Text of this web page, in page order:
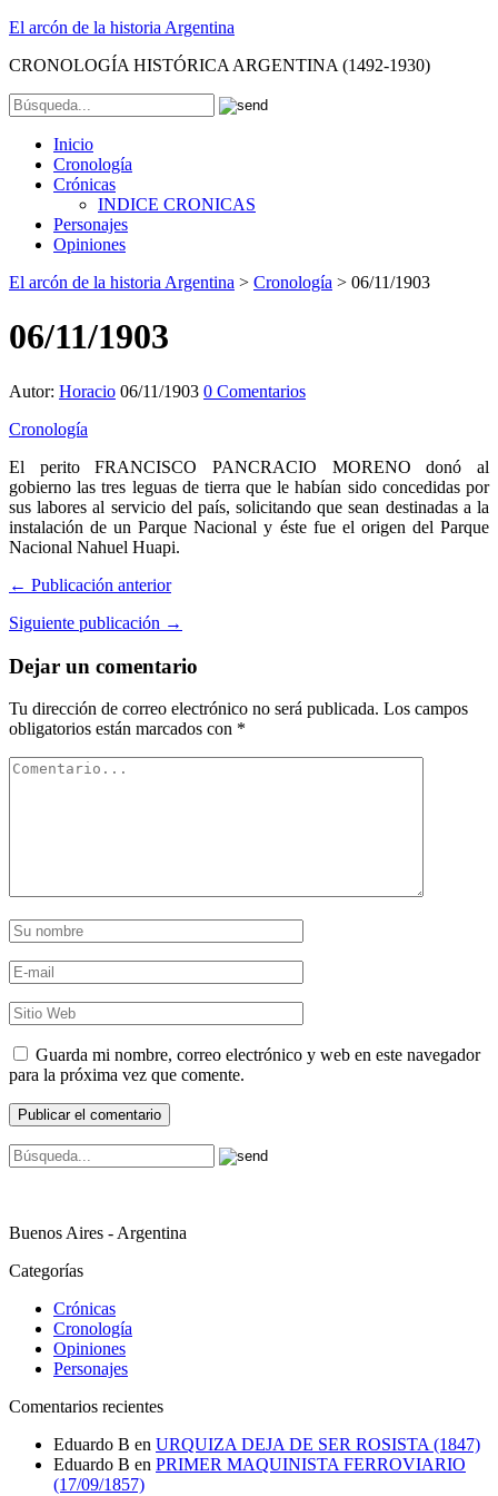
El arcón de la historia Argentina
CRONOLOGÍA HISTÓRICA ARGENTINA (1492-1930)
Inicio
Cronología
Crónicas
INDICE CRONICAS
Personajes
Opiniones
El arcón de la historia Argentina > Cronología > 06/11/1903
06/11/1903
Autor: Horacio 06/11/1903 0 Comentarios
Cronología
El perito FRANCISCO PANCRACIO MORENO donó al
gobierno las tres leguas de tierra que le habían sido concedidas por
sus labores al servicio del país, solicitando que sean destinadas a la
instalación de un Parque Nacional y éste fue el origen del Parque
Nacional Nahuel Huapi.
← Publicación anterior
Siguiente publicación →
Dejar un comentario
Tu dirección de correo electrónico no será publicada. Los campos
obligatorios están marcados con *
Guarda mi nombre, correo electrónico y web en este navegador
para la próxima vez que comente.
Buenos Aires - Argentina
Categorías
Crónicas
Cronología
Opiniones
Personajes
Comentarios recientes
Eduardo B en URQUIZA DEJA DE SER ROSISTA (1847)
Eduardo B en PRIMER MAQUINISTA FERROVIARIO
(17/09/1857)